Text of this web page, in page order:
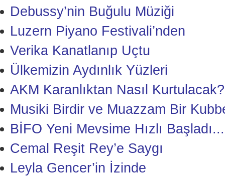
Debussy’nin Buğulu Müziği
Luzern Piyano Festivali’nden
Verika Kanatlanıp Uçtu
Ülkemizin Aydınlık Yüzleri
AKM Karanlıktan Nasıl Kurtulacak?
Musiki Birdir ve Muazzam Bir
BİFO Yeni Mevsime Hızlı Başladı...
Cemal Reşit Rey’e Saygı
Leyla Gencer’in İzinde